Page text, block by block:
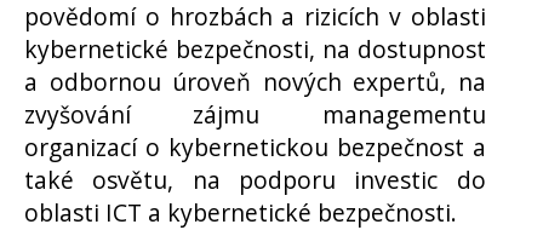
povědomí o hrozbách a rizicích v oblasti
kybernetické bezpečnosti, na dostupnost
a odbornou úroveň nových expertů, na
zvyšování zájmu managementu
organizací o kybernetickou bezpečnost a
také osvětu, na podporu investic do
oblasti ICT a kybernetické bezpečnosti.